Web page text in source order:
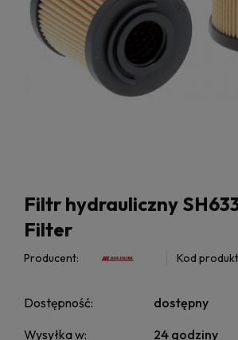
Filtr hydrauliczny
Filter
Producent: Kod
Dostępność:
dostępny
Wysyłka w:
24 godziny